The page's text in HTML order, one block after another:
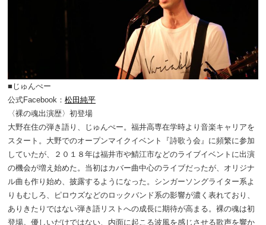
■じゅんぺー
公式Facebook： 松田純平
〈裸の魂出演歴〉初登場
大野在住の弾き語り、じゅんぺー。福井高専在学時より音楽キャリアを
スタート。大野でのオープンマイクイベント『詩歌う会』に頻繁に参加
していたが、２０１８年は福井市や鯖江市などのライブイベントに出演
の機会が増え始めた。当初はカバー曲中心のライブだったが、オリジナ
ル曲も作り始め、披露するようになった。シンガーソングライター系よ
りもむしろ、ピロウズなどのロックバンド系の影響が濃く表れており、
ありきたりではない弾き語リストへの成長に期待が高まる。裸の魂は初
登場。優しいだけではない、内面に起こる波風を感じさせる歌声を響か